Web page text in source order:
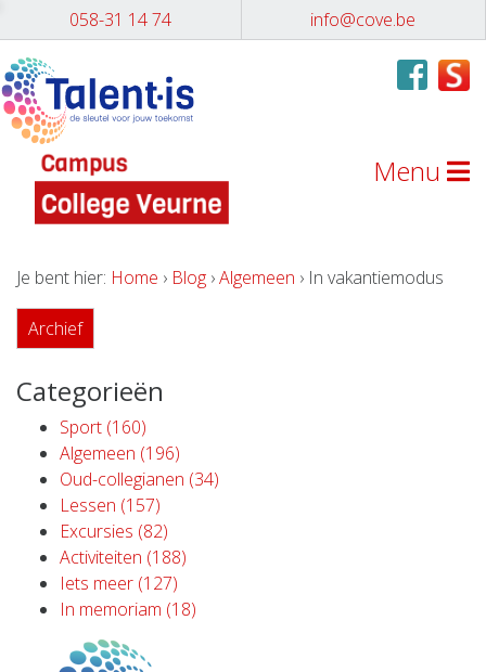
058-31 14 74 info@cove.be
Menu
Je bent hier: Home › Blog ›Algemeen › In vakantiemodus
Archief
Categorieën
Sport (160)
Algemeen (196)
Oud-collegianen (34)
Lessen (157)
Excursies (82)
Activiteiten (188)
Iets meer (127)
In memoriam (18)